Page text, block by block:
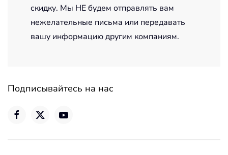
скидку. Мы НЕ будем отправлять вам
нежелательные письма или передавать
вашу информацию другим компаниям.
Подписывайтесь на нас